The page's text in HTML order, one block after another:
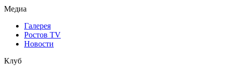
Медиа
Галерея
Ростов TV
Новости
Клуб